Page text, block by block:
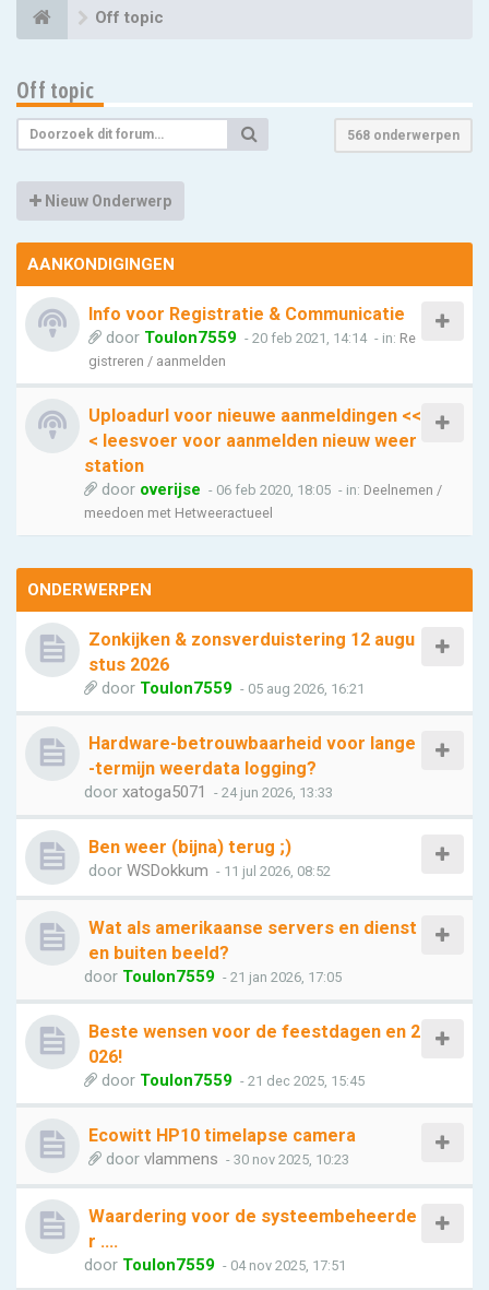
Off topic
Off topic
568 onderwerpen
Nieuw Onderwerp
AANKONDIGINGEN
Info voor Registratie & Communicatie
door Toulon7559 - 20 feb 2021, 14:14 - in: Re
gistreren / aanmelden
Uploadurl voor nieuwe aanmeldingen <<
< leesvoer voor aanmelden nieuw weer
station
door overijse - 06 feb 2020, 18:05 - in: Deelnemen /
meedoen met Hetweeractueel
ONDERWERPEN
Zonkijken & zonsverduistering 12 augu
stus 2026
door Toulon7559 - 05 aug 2026, 16:21
Hardware-betrouwbaarheid voor lange
-termijn weerdata logging?
door xatoga5071 - 24 jun 2026, 13:33
Ben weer (bijna) terug ;)
door WSDokkum - 11 jul 2026, 08:52
Wat als amerikaanse servers en dienst
en buiten beeld?
door Toulon7559 - 21 jan 2026, 17:05
Beste wensen voor de feestdagen en 2
026!
door Toulon7559 - 21 dec 2025, 15:45
Ecowitt HP10 timelapse camera
door vlammens - 30 nov 2025, 10:23
Waardering voor de systeembeheerde
r ....
door Toulon7559 - 04 nov 2025, 17:51